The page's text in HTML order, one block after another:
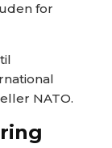
for
NATO.